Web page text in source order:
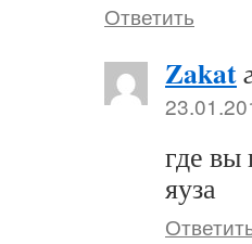
Ответить
Zakat
где вы
яуза